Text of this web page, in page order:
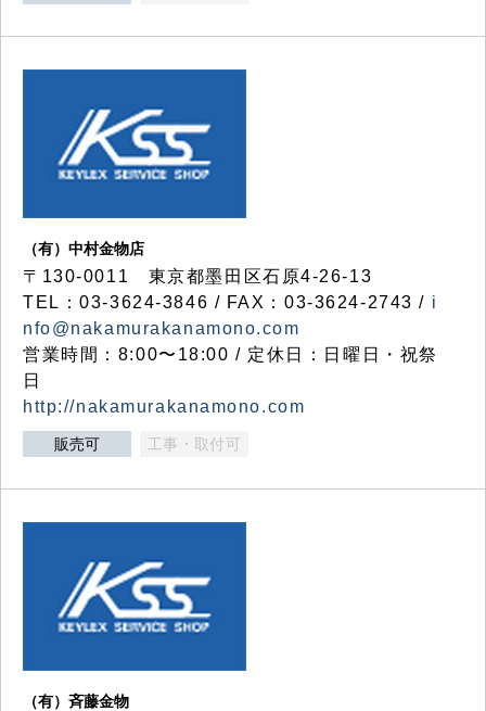
（有）中村金物店
〒130-0011 東京都墨田区石原4-26-13
TEL：03-3624-3846 / FAX：03-3624-2743 / i
nfo@nakamurakanamono.com
営業時間：8:00〜18:00 / 定休日：日曜日・祝祭
日
http://nakamurakanamono.com
販売可 工事・取付可
（有）斉藤金物